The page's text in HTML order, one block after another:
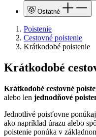
Ostatné
Poistenie
Cestovné poistenie
Krátkodobé poistenie
Krátkodobé
Krátkodobé cestovné
alebo len jednodňové
Jednotlivé poisťovne
ako napríklad úrazu alebo
poistenie ponúka v